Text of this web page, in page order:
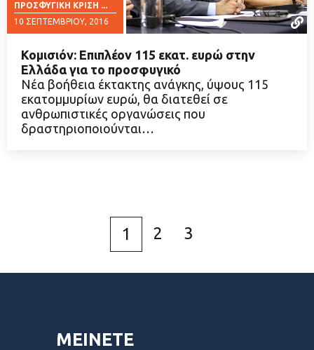
ΠΡΟΣΦΥΓΙΚΉ ΚΡΊΣΗ ...
10 ΣΕΠΤΕΜΒΡΊΟΥ, 2016
ΔΙΑΒΑΣΤΕ ΠΕΡΙΣΣΟΤΕΡΑ
Κομισιόν: Επιπλέον 115 εκατ. ευρώ στην
Ελλάδα για το προσφυγικό
Νέα βοήθεια έκτακτης ανάγκης, ύψους 115
εκατομμυρίων ευρώ, θα διατεθεί σε
ανθρωπιστικές οργανώσεις που
δραστηριοποιούνται…
1 2 3
ΜΕΙΝΕΤΕ